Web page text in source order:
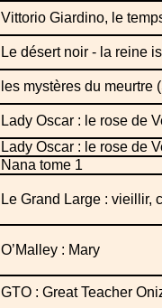
Vittorio Giardino, le
Le désert noir - la reine
les mystères du meurtre
Lady Oscar : le rose de
Lady Oscar : le rose de
Nana tome 1
Le Grand Large : vieillir,
O’Malley : Mary
GTO : Great Teacher